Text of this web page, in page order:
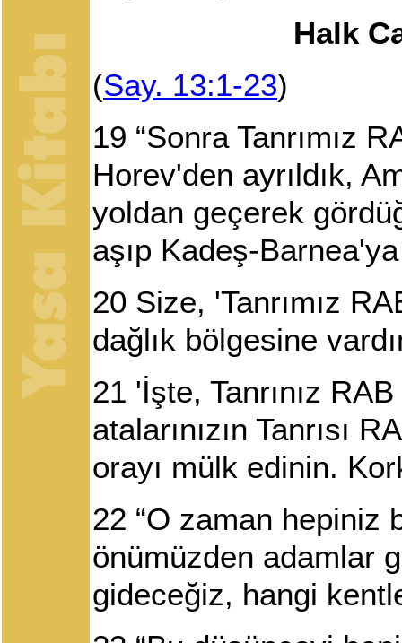
Halk
(Say. 13:1-23)
19 “Sonra Tanrımız
Horev'den ayrıldık,
yoldan geçerek
aşıp Kadeş-
20 Size, 'Tanrımız
dağlık bölgesine
21 'İşte, Tanrınız
atalarınızın Tanrısı
orayı mülk edinin.
22 “O zaman hepiniz
önümüzden adamlar
gideceğiz, hangi